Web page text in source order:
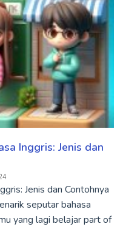
Inggris: Jenis dan
Jenis dan Contohnya
seputar bahasa
yang lagi belajar part of